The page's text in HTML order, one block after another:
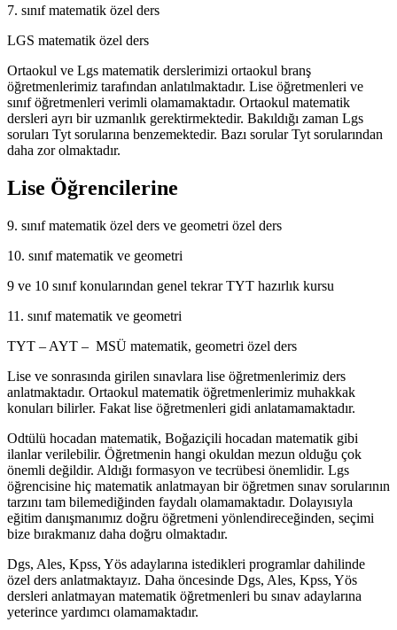
7. sınıf matematik özel ders
LGS matematik özel ders
Ortaokul ve Lgs matematik derslerimizi ortaokul branş
öğretmenlerimiz tarafından anlatılmaktadır. Lise öğretmenleri ve
sınıf öğretmenleri verimli olamamaktadır. Ortaokul matematik
dersleri ayrı bir uzmanlık gerektirmektedir. Bakıldığı zaman Lgs
soruları Tyt sorularına benzemektedir. Bazı sorular Tyt sorularından
daha zor olmaktadır.
Lise Öğrencilerine
9. sınıf matematik özel ders ve geometri özel ders
10. sınıf matematik ve geometri
9 ve 10 sınıf konularından genel tekrar TYT hazırlık kursu
11. sınıf matematik ve geometri
TYT – AYT – MSÜ matematik, geometri özel ders
Lise ve sonrasında girilen sınavlara lise öğretmenlerimiz ders
anlatmaktadır. Ortaokul matematik öğretmenlerimiz muhakkak
konuları bilirler. Fakat lise öğretmenleri gidi anlatamamaktadır.
Odtülü hocadan matematik, Boğaziçili hocadan matematik gibi
ilanlar verilebilir. Öğretmenin hangi okuldan mezun olduğu çok
önemli değildir. Aldığı formasyon ve tecrübesi önemlidir. Lgs
öğrencisine hiç matematik anlatmayan bir öğretmen sınav sorularının
tarzını tam bilemediğinden faydalı olamamaktadır. Dolayısıyla
eğitim danışmanımız doğru öğretmeni yönlendireceğinden, seçimi
bize bırakmanız daha doğru olmaktadır.
Dgs, Ales, Kpss, Yös adaylarına istedikleri programlar dahilinde
özel ders anlatmaktayız. Daha öncesinde Dgs, Ales, Kpss, Yös
dersleri anlatmayan matematik öğretmenleri bu sınav adaylarına
yeterince yardımcı olamamaktadır.